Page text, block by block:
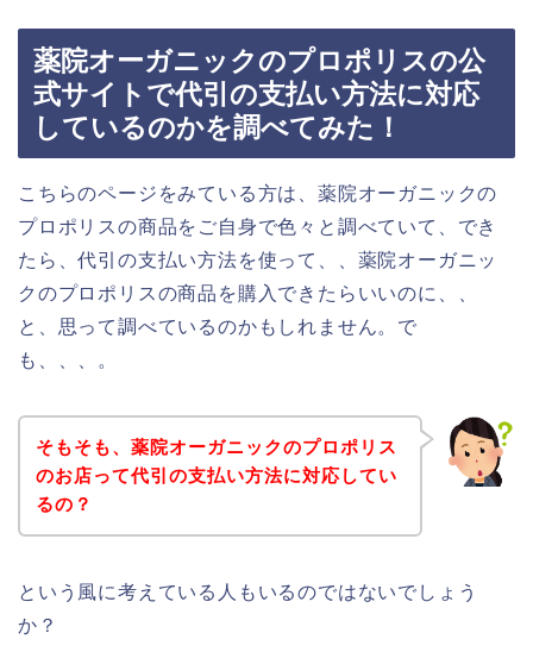
薬院オーガニックのプロポリスの公
式サイトで代引の支払い方法に対応
しているのかを調べてみた！
こちらのページをみている方は、薬院オーガニックの
プロポリスの商品をご自身で色々と調べていて、でき
たら、代引の支払い方法を使って、、薬院オーガニッ
クのプロポリスの商品を購入できたらいいのに、、
と、思って調べているのかもしれません。で
も、、、。
そもそも、薬院オーガニックのプロポリス
のお店って代引の支払い方法に対応してい
るの？
という風に考えている人もいるのではないでしょう
か？